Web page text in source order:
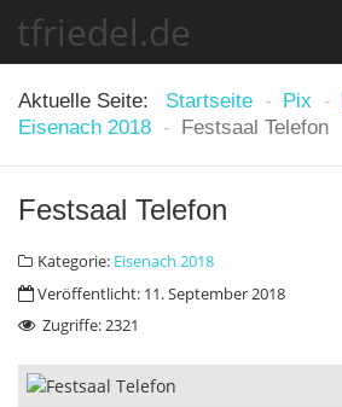
tfriedel.de
Aktuelle Seite:
Startseite - Pix -
Eisenach 2018 - Festsaal Telefon
Festsaal Telefon
Kategorie: Eisenach 2018
Veröffentlicht: 11. September 2018
Zugriffe: 2321